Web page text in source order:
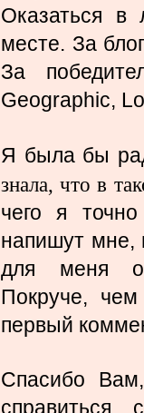
Оказаться в
месте. За
За
Geographic,
Я была бы
знала, что в
чего я
напишут мне,
для меня
Покруче,
первый
Спасибо